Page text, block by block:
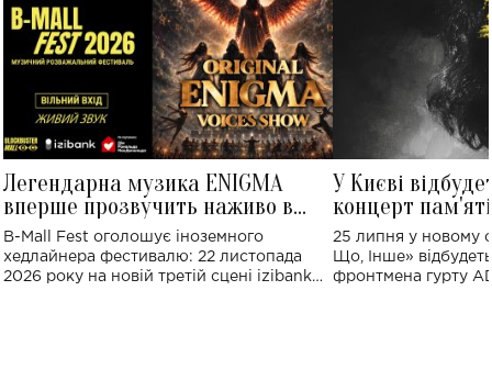
Легендарна музика ENIGMA
вперше прозвучить наживо в
Україні: де відбудеться концерт
B-Mall Fest оголошує іноземного
хедлайнера фестивалю: 22 листопада
2026 року на новій третій сцені izibank
У Києві
концерт
Клименка:
виконають
25 липня у новому
Що, Інше»
фронтмена гурту